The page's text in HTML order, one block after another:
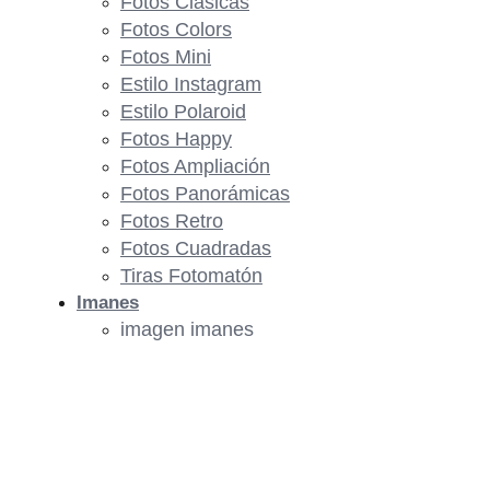
Fotos Colors
Fotos Mini
Estilo Instagram
Estilo Polaroid
Fotos Happy
Fotos Ampliación
Fotos Panorámicas
Fotos Retro
Fotos Cuadradas
Tiras Fotomatón
Imanes
imagen imanes